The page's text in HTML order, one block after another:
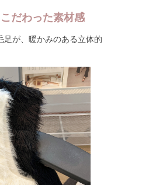
だわった素材感
足が、暖かみのある立体的